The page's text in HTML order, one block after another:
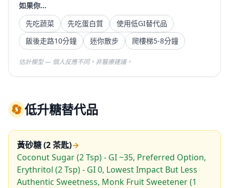
如果你...
先吃蔬菜
先吃蛋白質
使用低GI替代品
飯後走路10分鐘
迷你散步 爬樓梯5-8分鐘
估計模型 — 個人反應不同。非醫療建議。
🔄低升糖替代品
黃砂糖 (2 茶匙)→
Coconut Sugar (2 Tsp) - GI ~35, Preferred Option,
Erythritol (2 Tsp) - GI 0, Lowest Impact But Less
Authentic Sweetness, Monk Fruit Sweetener (1